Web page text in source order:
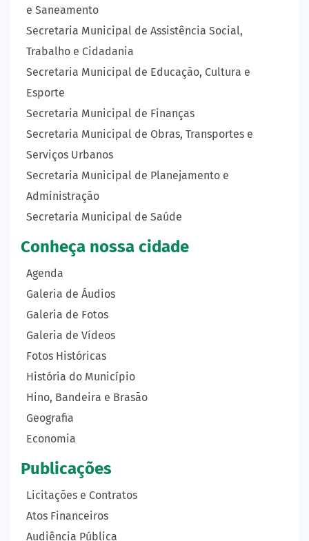
e Saneamento
Secretaria Municipal de Assistência Social,
Trabalho e Cidadania
Secretaria Municipal de Educação, Cultura e
Esporte
Secretaria Municipal de Finanças
Secretaria Municipal de Obras, Transportes e
Serviços Urbanos
Secretaria Municipal de Planejamento e
Administração
Secretaria Municipal de Saúde
Conheça nossa cidade
Agenda
Galeria de Áudios
Galeria de Fotos
Galeria de Vídeos
Fotos Históricas
História do Município
Hino, Bandeira e Brasão
Geografia
Economia
Publicações
Licitações e Contratos
Atos Financeiros
Audiência Pública